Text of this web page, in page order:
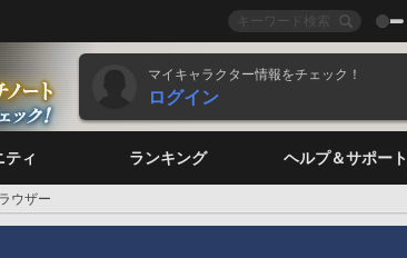
マイキャラクター情報をチェック！
ログイン
ティ ランキング ヘルプ＆サポート
ウザー